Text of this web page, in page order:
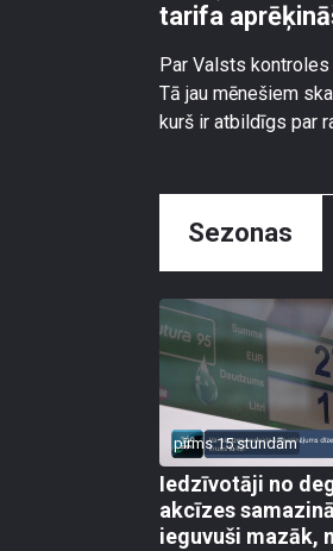
tarifa
Par Valsts
Tā jau mēnešiem
kurš ir atbildīgs par
Sezonas
pirms 15 stundām
Iedzīvotāji no
akcīzes
ieguvuši mazāk,